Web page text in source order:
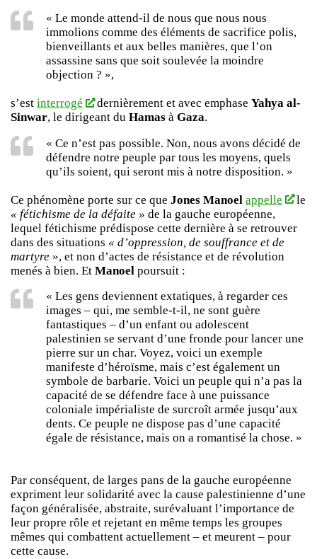
« Le monde attend-il de nous que nous nous
immolions comme des éléments de sacrifice polis,
bienveillants et aux belles manières, que l’on
assassine sans que soit soulevée la moindre
objection ? »,
s’est interrogé dernièrement et avec emphase Yahya al-
Sinwar, le dirigeant du Hamas à Gaza.
« Ce n’est pas possible. Non, nous avons décidé de
défendre notre peuple par tous les moyens, quels
qu’ils soient, qui seront mis à notre disposition. »
Ce phénomène porte sur ce que Jones Manoel appelle
le
« fétichisme de la défaite » de la gauche européenne,
lequel fétichisme prédispose cette dernière à se retrouver
dans des situations « d’oppression, de souffrance et de
martyre », et non d’actes de résistance et de révolution
menés à bien. Et Manoel poursuit :
« Les gens deviennent extatiques, à regarder ces
images – qui, me semble-t-il, ne sont guère
fantastiques – d’un enfant ou adolescent
palestinien se servant d’une fronde pour lancer une
pierre sur un char. Voyez, voici un exemple
manifeste d’héroïsme, mais c’est également un
symbole de barbarie. Voici un peuple qui n’a pas la
capacité de se défendre face à une puissance
coloniale impérialiste de surcroît armée jusqu’aux
dents. Ce peuple ne dispose pas d’une capacité
égale de résistance, mais on a romantisé la chose. »
Par conséquent, de larges pans de la gauche européenne
expriment leur solidarité avec la cause palestinienne d’une
façon généralisée, abstraite, surévaluant l’importance de
leur propre rôle et rejetant en même temps les groupes
mêmes qui combattent actuellement – et meurent – pour
cette cause.